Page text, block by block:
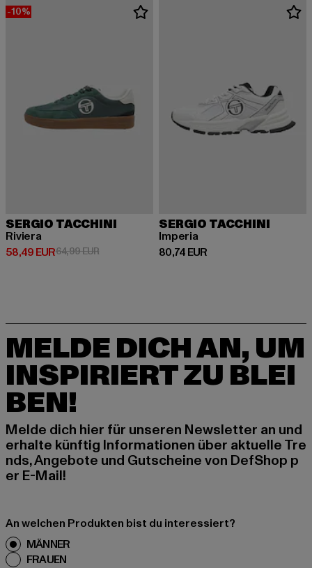
-10%
SERGIO TACCHINI
Riviera
58,49 EUR
Derzeitiger Preis: 58,49 EUR
64,99 EURAktionspreis: 64,99 EUR
SERGIO TACCHINI
Imperia
80,74 EUR
Derzeitiger Preis: 80,74 EUR
MELDE DICH AN, UM
INSPIRIERT ZU BLEI
BEN!
Melde dich hier für unseren Newsletter an und
erhalte künftig Informationen über aktuelle Tre
nds, Angebote und Gutscheine von DefShop p
er E-Mail!
An welchen Produkten bist du interessiert?
MÄNNER
FRAUEN